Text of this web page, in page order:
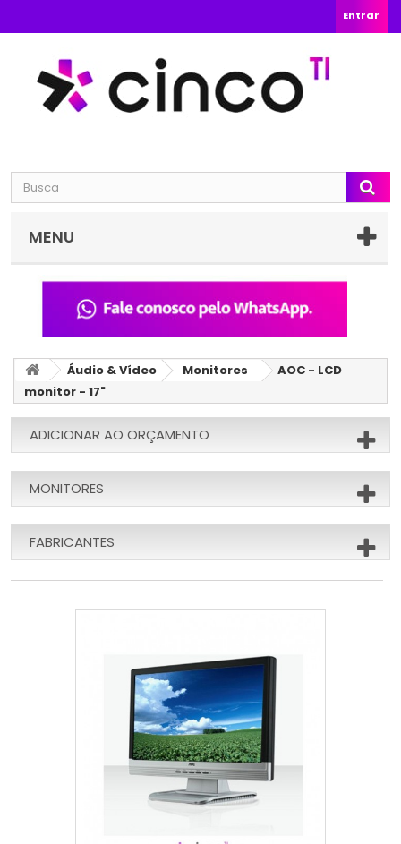
Entrar
MENU
Áudio & Vídeo Monitores
AOC - LCD
monitor - 17"
ADICIONAR AO ORÇAMENTO
MONITORES
FABRICANTES